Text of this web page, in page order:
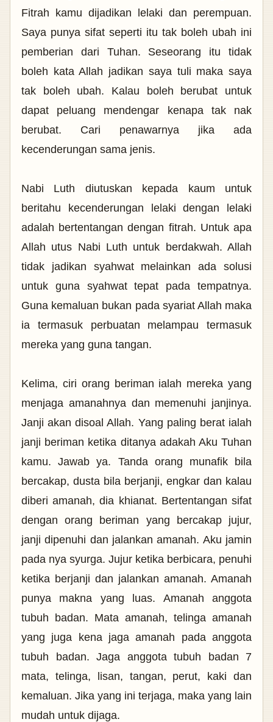
Fitrah kamu dijadikan lelaki dan perempuan.
Saya punya sifat seperti itu tak boleh ubah ini
pemberian dari Tuhan. Seseorang itu tidak
boleh kata Allah jadikan saya tuli maka saya
tak boleh ubah. Kalau boleh berubat untuk
dapat peluang mendengar kenapa tak nak
berubat. Cari penawarnya jika ada
kecenderungan sama jenis.
Nabi Luth diutuskan kepada kaum untuk
beritahu kecenderungan lelaki dengan lelaki
adalah bertentangan dengan fitrah. Untuk apa
Allah utus Nabi Luth untuk berdakwah. Allah
tidak jadikan syahwat melainkan ada solusi
untuk guna syahwat tepat pada tempatnya.
Guna kemaluan bukan pada syariat Allah maka
ia termasuk perbuatan melampau termasuk
mereka yang guna tangan.
Kelima, ciri orang beriman ialah mereka yang
menjaga amanahnya dan memenuhi janjinya.
Janji akan disoal Allah. Yang paling berat ialah
janji beriman ketika ditanya adakah Aku Tuhan
kamu. Jawab ya. Tanda orang munafik bila
bercakap, dusta bila berjanji, engkar dan kalau
diberi amanah, dia khianat. Bertentangan sifat
dengan orang beriman yang bercakap jujur,
janji dipenuhi dan jalankan amanah. Aku jamin
pada nya syurga. Jujur ketika berbicara, penuhi
ketika berjanji dan jalankan amanah. Amanah
punya makna yang luas. Amanah anggota
tubuh badan. Mata amanah, telinga amanah
yang juga kena jaga amanah pada anggota
tubuh badan. Jaga anggota tubuh badan 7
mata, telinga, lisan, tangan, perut, kaki dan
kemaluan. Jika yang ini terjaga, maka yang lain
mudah untuk dijaga.